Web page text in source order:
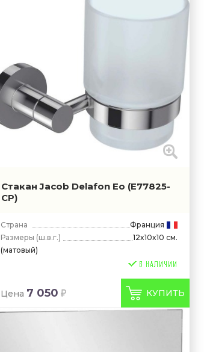
Стакан Jacob Delafon Eo (E77825-
CP)
Страна
Франция
Размеры (ш.в.г.)
12x10x10 см.
(матовый)
Цена 7 050 КУПИТЬ